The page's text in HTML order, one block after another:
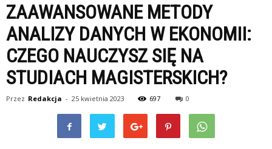
ZAAWANSOWANE METODY
ANALIZY DANYCH W EKONOMII:
CZEGO NAUCZYSZ SIĘ NA
STUDIACH MAGISTERSKICH?
Przez Redakcja - 25 kwietnia 2023 697 0